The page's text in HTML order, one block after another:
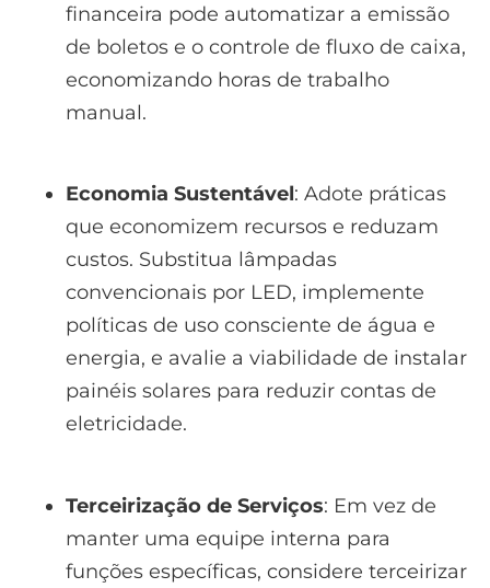
financeira pode automatizar a emissão
de boletos e o controle de fluxo de caixa,
economizando horas de trabalho
manual.
Economia Sustentável: Adote práticas
que economizem recursos e reduzam
custos. Substitua lâmpadas
convencionais por LED, implemente
políticas de uso consciente de água e
energia, e avalie a viabilidade de instalar
painéis solares para reduzir contas de
eletricidade.
Terceirização de Serviços: Em vez de
manter uma equipe interna para
funções específicas, considere terceirizar